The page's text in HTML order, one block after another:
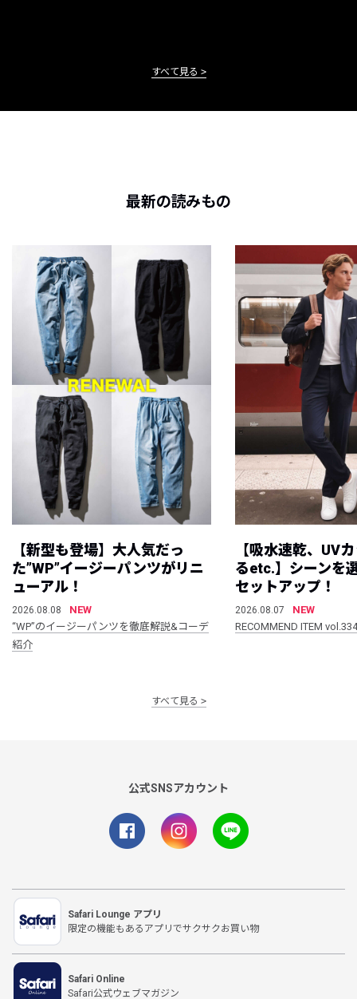
すべて見る
最新の読みもの
【新型も登場】大人気だっ
た”WP”イージーパンツがリニ
ューアル！
2026.08.08
NEW
“WP”のイージーパンツを徹底解説&コーデ
紹介
【吸水速乾、UV
るetc.】シーンを
セットアップ！
2026.08.07
NEW
RECOMMEND ITEM vol.334
すべて見る
公式SNSアカウント
Safari Lounge アプリ
限定の機能もあるアプリでサクサクお買い物
Safari Online
Safari公式ウェブマガジン